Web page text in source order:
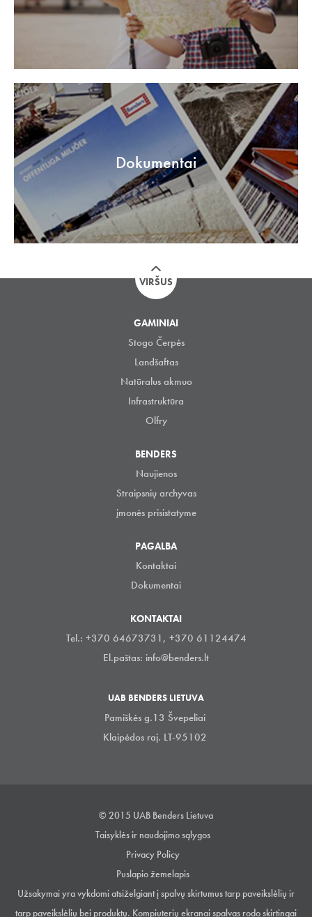
Dokumentai
VIRŠUS
GAMINIAI
Stogo Čerpės
Landšaftas
Natūralus akmuo
Infrastruktūra
Olfry
BENDERS
Naujienos
Straipsnių archyvas
įmonės prisistatyme
PAGALBA
Kontaktai
Dokumentai
KONTAKTAI
Tel.: +370 64673731, +370 61124474
El.paštas: info@benders.lt
UAB BENDERS LIETUVA
Pamiškės g.13 Švepeliai
Klaipėdos raj. LT-95102
© 2015 UAB Benders Lietuva
Taisyklės ir naudojimo sąlygos
Privacy Policy
Puslapio žemelapis
Užsakymai yra vykdomi atsiželgiant į spalvų skirtumus tarp paveikslėlių ir
tarp paveikslėlių bei produktų. Kompiuterių ekranai spalvas rodo skirtingai